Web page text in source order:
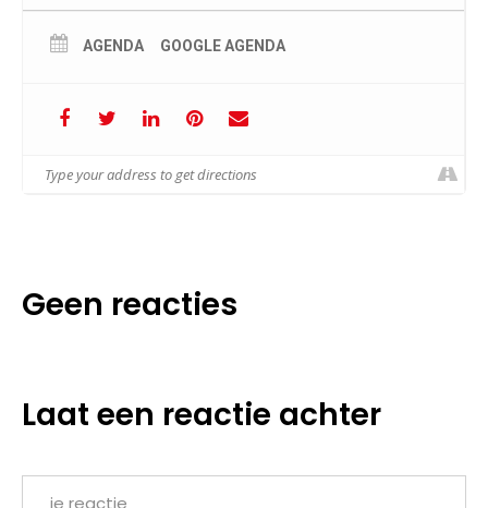
AGENDA GOOGLE AGENDA
Geen reacties
Laat een reactie achter